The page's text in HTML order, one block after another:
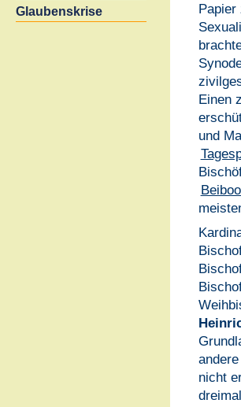
Glaubenskrise
Papier
Einen
und
nicht